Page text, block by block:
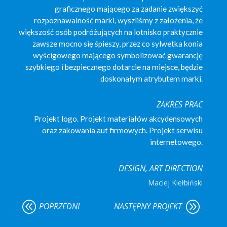
graficznego mającego za zadanie zwiększyć
rozpoznawalność marki, wyszliśmy z założenia, że
większość osób podróżujących na lotnisko praktycznie
zawsze mocno się śpieszy, przez co sylwetka konia
wyścigowego mającego symbolizować gwarancję
szybkiego i bezpiecznego dotarcie na miejsce, będzie
doskonałym atrybutem marki.
ZAKRES PRAC
Projekt logo. Projekt materiałów akcydensowych
oraz zakowania aut firmowych. Projekt serwisu
internetowego.
DESIGN, ART DIRECTION
Maciej Kiełbiński
@ POPRZEDNI NASTĘPNY PROJEKT A